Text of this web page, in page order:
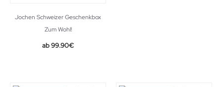
Jochen Schweizer Geschenkbox
Zum Wohl!
99.90€